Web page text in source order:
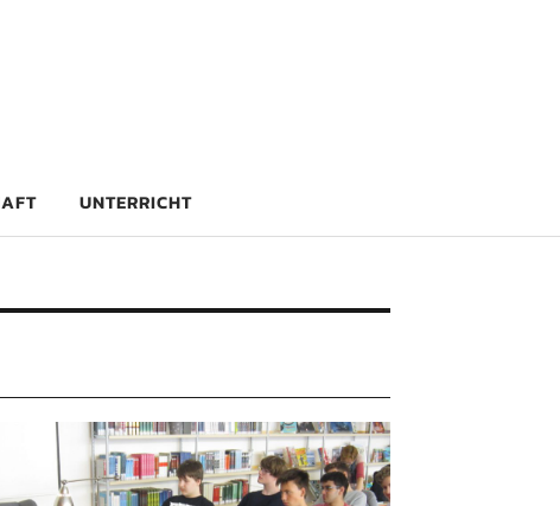
UNTERRICHT